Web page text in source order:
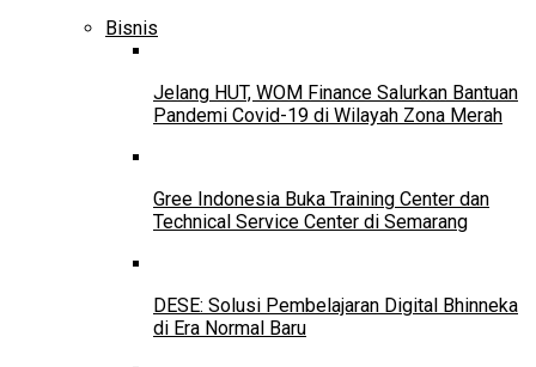
Bisnis
Jelang HUT, WOM Finance Salurkan Bantuan
Pandemi Covid-19 di Wilayah Zona Merah
Gree Indonesia Buka Training Center dan
Technical Service Center di Semarang
DESE: Solusi Pembelajaran Digital Bhinneka
di Era Normal Baru